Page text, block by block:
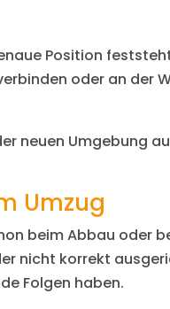
Position
oder an der
neuen Umgebung
Umzug
beim Abbau oder
nicht korrekt
Folgen haben.